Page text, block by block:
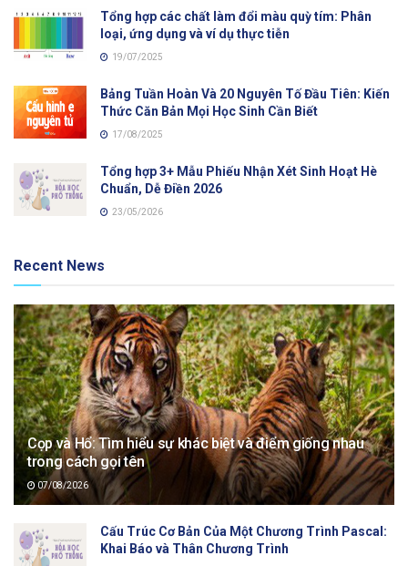
Tổng hợp các chất làm đổi màu quỳ tím: Phân
loại, ứng dụng và ví dụ thực tiễn
19/07/2025
Bảng Tuần Hoàn Và 20 Nguyên Tố Đầu Tiên: Kiến
Thức Căn Bản Mọi Học Sinh Cần Biết
17/08/2025
Tổng hợp 3+ Mẫu Phiếu Nhận Xét Sinh Hoạt Hè
Chuẩn, Dễ Điền 2026
23/05/2026
Recent News
Cọp và Hổ: Tìm hiểu sự khác biệt và điểm giống nhau
trong cách gọi tên
07/08/2026
Cấu Trúc Cơ Bản Của Một Chương Trình Pascal:
Khai Báo và Thân Chương Trình